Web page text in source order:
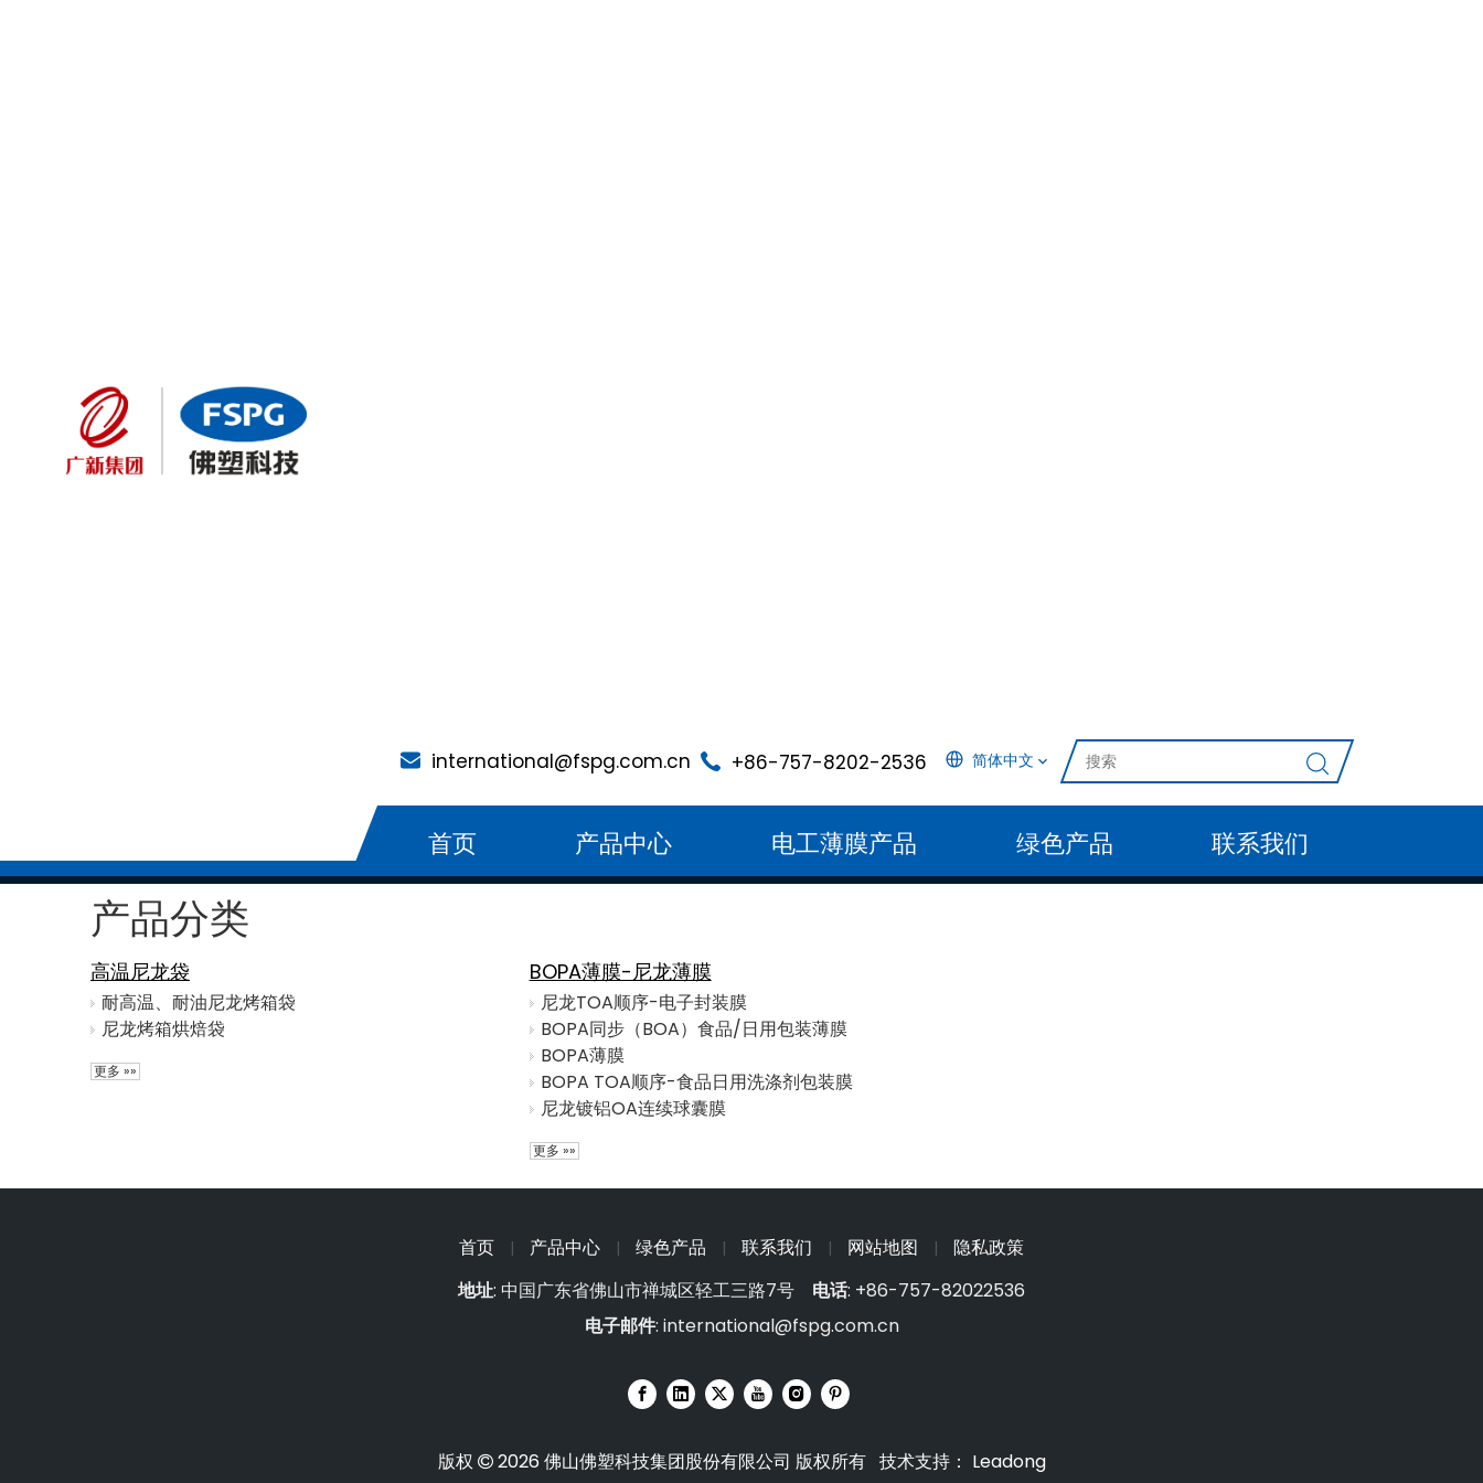
international@fspg.com.cn +86-757-8202-2536 简体中文
首页 产品中心 电工薄膜产品 绿色产品 联系我们
产品分类
高温尼龙袋
耐高温、耐油尼龙烤箱袋
尼龙烤箱烘焙袋
更多 »»
BOPA薄膜-尼龙薄膜
尼龙TOA顺序-电子封装膜
BOPA同步（BOA）食品/日用包装薄膜
BOPA薄膜
BOPA TOA顺序-食品日用洗涤剂包装膜
尼龙镀铝OA连续球囊膜
更多 »»
首页 | 产品中心 | 绿色产品 | 联系我们 | 网站地图 |
隐私政策
地址: 中国广东省佛山市禅城区轻工三路7号 电话: +86-757-82022536
电子邮件: international@fspg.com.cn
版权  2026 佛山佛塑科技集团股份有限公司 版权所有 技术支持： Leadong